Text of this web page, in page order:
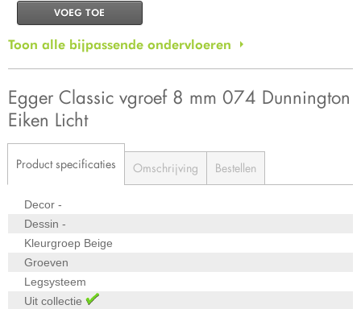
VOEG TOE
Toon alle bijpassende ondervloeren
Egger Classic vgroef 8 mm 074 Dunnington
Eiken Licht
Product specificaties Omschrijving Bestellen
Decor -
Dessin -
Kleurgroep Beige
Groeven
Legsysteem
Uit collectie